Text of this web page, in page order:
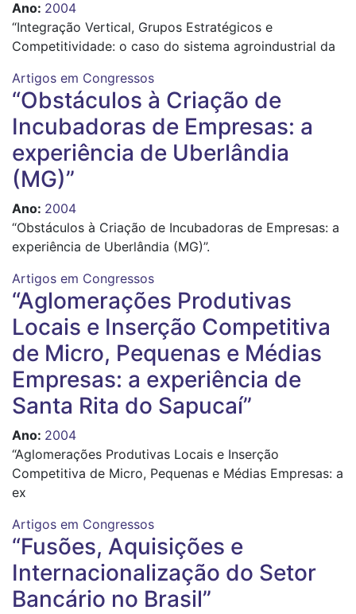
Ano: 2004
“Integração Vertical, Grupos Estratégicos e
Competitividade: o caso do sistema agroindustrial da
Artigos em Congressos
“Obstáculos à Criação de
Incubadoras de Empresas: a
experiência de Uberlândia
(MG)”
Ano: 2004
“Obstáculos à Criação de Incubadoras de Empresas: a
experiência de Uberlândia (MG)”.
Artigos em Congressos
“Aglomerações Produtivas
Locais e Inserção Competitiva
de Micro, Pequenas e Médias
Empresas: a experiência de
Santa Rita do Sapucaí”
Ano: 2004
“Aglomerações Produtivas Locais e Inserção
Competitiva de Micro, Pequenas e Médias Empresas: a
ex
Artigos em Congressos
“Fusões, Aquisições e
Internacionalização do Setor
Bancário no Brasil”